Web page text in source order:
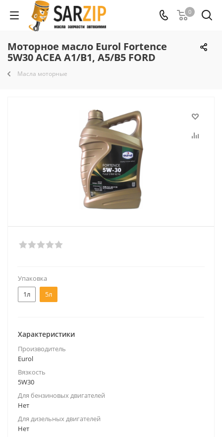
0
Моторное масло Eurol Fortence
5W30 ACEA A1/B1, A5/B5 FORD
Масла моторные
Упаковка
1л
5л
Характеристики
Производитель
Eurol
Вязкость
5W30
Для бензиновых двигателей
Нет
Для дизельных двигателей
Нет